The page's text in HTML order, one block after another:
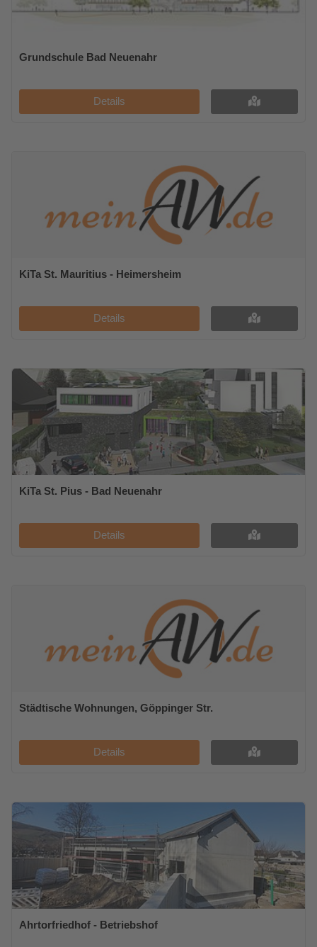
Grundschule Bad Neuenahr
Details
KiTa St. Mauritius - Heimersheim
Details
KiTa St. Pius - Bad Neuenahr
Details
Städtische Wohnungen, Göppinger Str.
Details
Ahrtorfriedhof - Betriebshof